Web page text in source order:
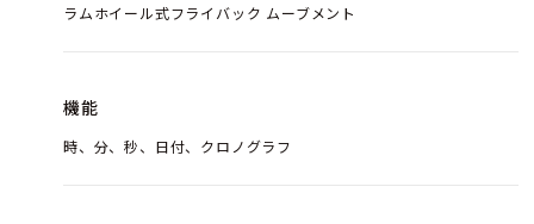
ラムホイール式フライバック ムーブメント
機能
時、分、秒、日付、クロノグラフ